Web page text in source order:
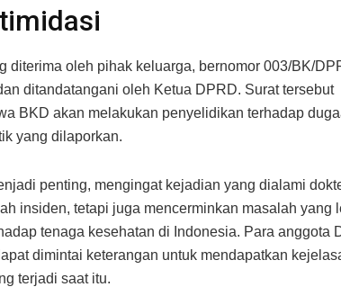
diterima oleh pihak keluarga, bernomor 003/BK/
ditandatangani oleh Ketua DPRD. Surat tersebut
BKD akan melakukan penyelidikan terhadap
yang dilaporkan.
penting, mengingat kejadian yang dialami
insiden, tetapi juga mencerminkan masalah yang
tenaga kesehatan di Indonesia. Para anggota
dimintai keterangan untuk mendapatkan
terjadi saat itu.